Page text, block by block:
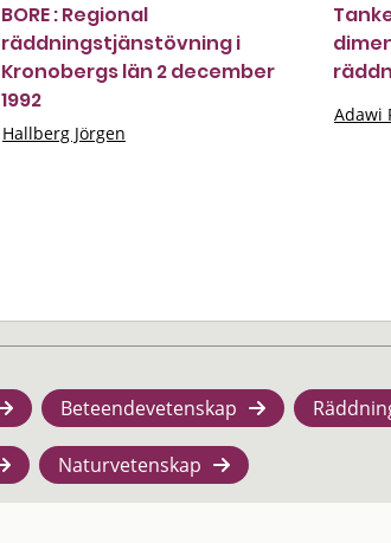
BORE : Regional
räddningstjänstövning i
Kronobergs län 2 december
1992
Hallberg Jörgen
Adawi
Beteendevetenskap
Naturvetenskap